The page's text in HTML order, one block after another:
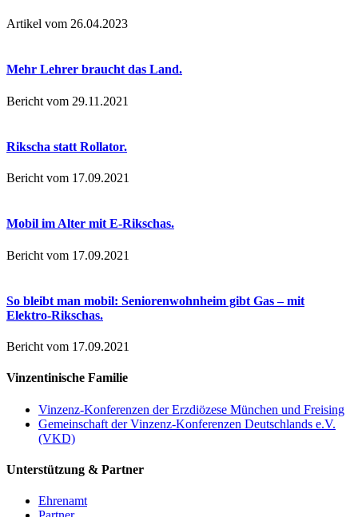
Artikel vom 26.04.2023
Mehr Lehrer braucht das Land.
Bericht vom 29.11.2021
Rikscha statt Rollator.
Bericht vom 17.09.2021
Mobil im Alter mit E-Rikschas.
Bericht vom 17.09.2021
So bleibt man mobil: Seniorenwohnheim gibt Gas – mit
Elektro-Rikschas.
Bericht vom 17.09.2021
Vinzentinische Familie
Vinzenz-Konferenzen der Erzdiözese München und Freising
Gemeinschaft der Vinzenz-Konferenzen Deutschlands e.V.
(VKD)
Unterstützung & Partner
Ehrenamt